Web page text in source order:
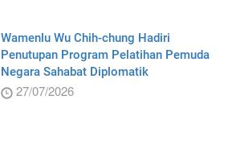
Wamenlu Wu Chih-chung Hadiri
Penutupan Program Pelatihan Pemuda
Negara Sahabat Diplomatik
27/07/2026